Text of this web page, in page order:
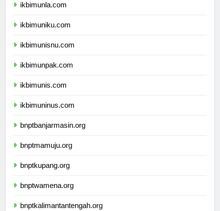
ikbimunla.com
ikbimuniku.com
ikbimunisnu.com
ikbimunpak.com
ikbimunis.com
ikbimuninus.com
bnptbanjarmasin.org
bnptmamuju.org
bnptkupang.org
bnptwamena.org
bnptkalimantantengah.org